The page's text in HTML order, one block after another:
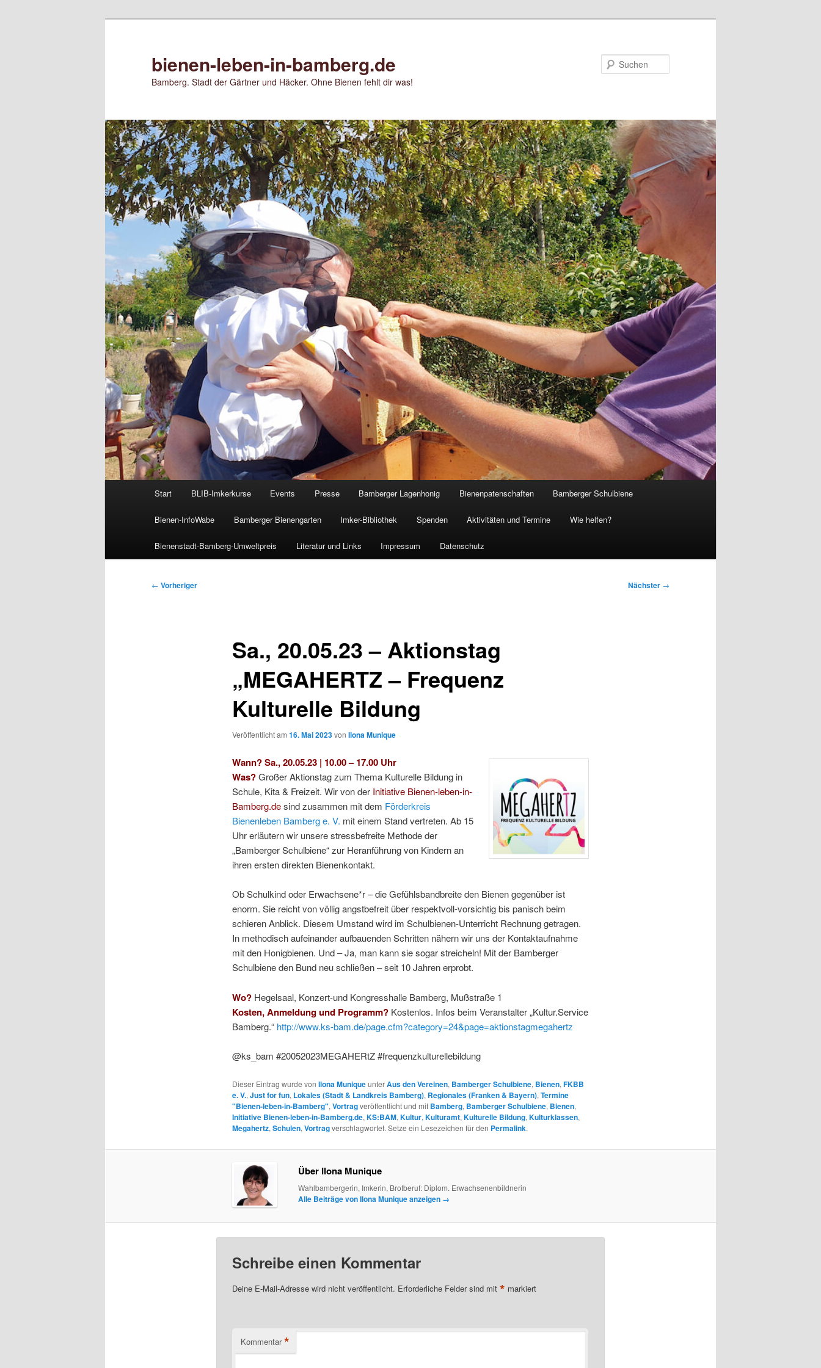
bienen-leben-in-bamberg.de
Bamberg. Stadt der Gärtner und Häcker. Ohne Bienen fehlt dir was!
Start BLIB-Imkerkurse Events Presse Bamberger Lagenhonig Bienenpatenschaften Bamberger Schulbiene
Bienen-InfoWabe Bamberger Bienengarten Imker-Bibliothek Spenden Aktivitäten und Termine Wie helfen?
Bienenstadt-Bamberg-Umweltpreis Literatur und Links Impressum Datenschutz
Beitragsnavigation
← Vorheriger Nächster →
Sa., 20.05.23 – Aktionstag
„MEGAHERTZ – Frequenz
Kulturelle Bildung
Veröffentlicht am 16. Mai 2023von Ilona Munique
Wann? Sa., 20.05.23 | 10.00 – 17.00 Uhr
Was?Großer Aktionstag zum Thema Kulturelle Bildung in
Schule, Kita & Freizeit. Wir von der Initiative Bienen-leben-in-
Bamberg.desind zusammen mit dem Förderkreis
Bienenleben Bamberg e. V. mit einem Stand vertreten. Ab 15
Uhr erläutern wir unsere stressbefreite Methode der
„Bamberger Schulbiene“ zur Heranführung von Kindern an
ihren ersten direkten Bienenkontakt.
Ob Schulkind oder Erwachsene*r – die Gefühlsbandbreite den Bienen gegenüber ist
enorm. Sie reicht von völlig angstbefreit über respektvoll-vorsichtig bis panisch beim
schieren Anblick. Diesem Umstand wird im Schulbienen-Unterricht Rechnung getragen.
In methodisch aufeinander aufbauenden Schritten nähern wir uns der Kontaktaufnahme
mit den Honigbienen. Und – Ja, man kann sie sogar streicheln! Mit der Bamberger
Schulbiene den Bund neu schließen – seit 10 Jahren erprobt.
Wo? Hegelsaal, Konzert-und Kongresshalle Bamberg, Mußstraße 1
Kosten, Anmeldung und Programm?Kostenlos. Infos beim Veranstalter „Kultur.Service
Bamberg.“ http://www.ks-bam.de/page.cfm?category=24&page=aktionstagmegahertz
@ks_bam #20052023MEGAHERtZ #frequenzkulturellebildung
Dieser Eintrag wurde von Ilona MuniqueunterAus den Vereinen, Bamberger Schulbiene, Bienen, FKBB
e. V., Just for fun, Lokales (Stadt & Landkreis Bamberg), Regionales (Franken & Bayern), Termine
"Bienen-leben-in-Bamberg", Vortragveröffentlicht und mit Bamberg, Bamberger Schulbiene, Bienen,
Initiative Bienen-leben-in-Bamberg.de, KS:BAM, Kultur, Kulturamt, Kulturelle Bildung, Kulturklassen,
Megahertz, Schulen, Vortragverschlagwortet. Setze ein Lesezeichen für den Permalink.
Über Ilona Munique
Wahlbambergerin, Imkerin, Brotberuf: Diplom. Erwachsenenbildnerin
Alle Beiträge von Ilona Munique anzeigen →
Schreibe einen Kommentar
Deine E-Mail-Adresse wird nicht veröffentlicht. Erforderliche Felder sind mit * markiert
Kommentar *